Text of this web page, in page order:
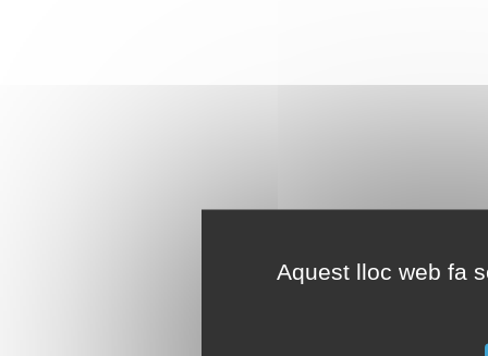
Aquest lloc web fa